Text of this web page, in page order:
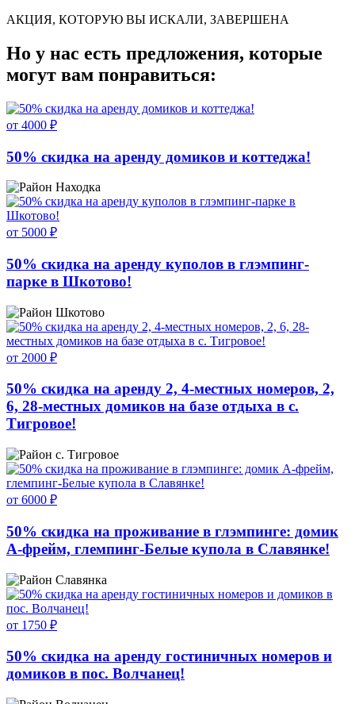
АКЦИЯ, КОТОРУЮ ВЫ ИСКАЛИ, ЗАВЕРШЕНА
Но у нас есть предложения, которые
могут вам понравиться:
от 4000 ₽
50% скидка на аренду домиков и коттеджа!
Находка
от 5000 ₽
50% скидка на аренду куполов в глэмпинг-
парке в Шкотово!
Шкотово
от 2000 ₽
50% скидка на аренду 2, 4-местных номеров, 2,
6, 28-местных домиков на базе отдыха в с.
Тигровое!
с. Тигровое
от 6000 ₽
50% скидка на проживание в глэмпинге: домик
А-фрейм, глемпинг-Белые купола в Славянке!
Славянка
от 1750 ₽
50% скидка на аренду гостиничных номеров и
домиков в пос. Волчанец!